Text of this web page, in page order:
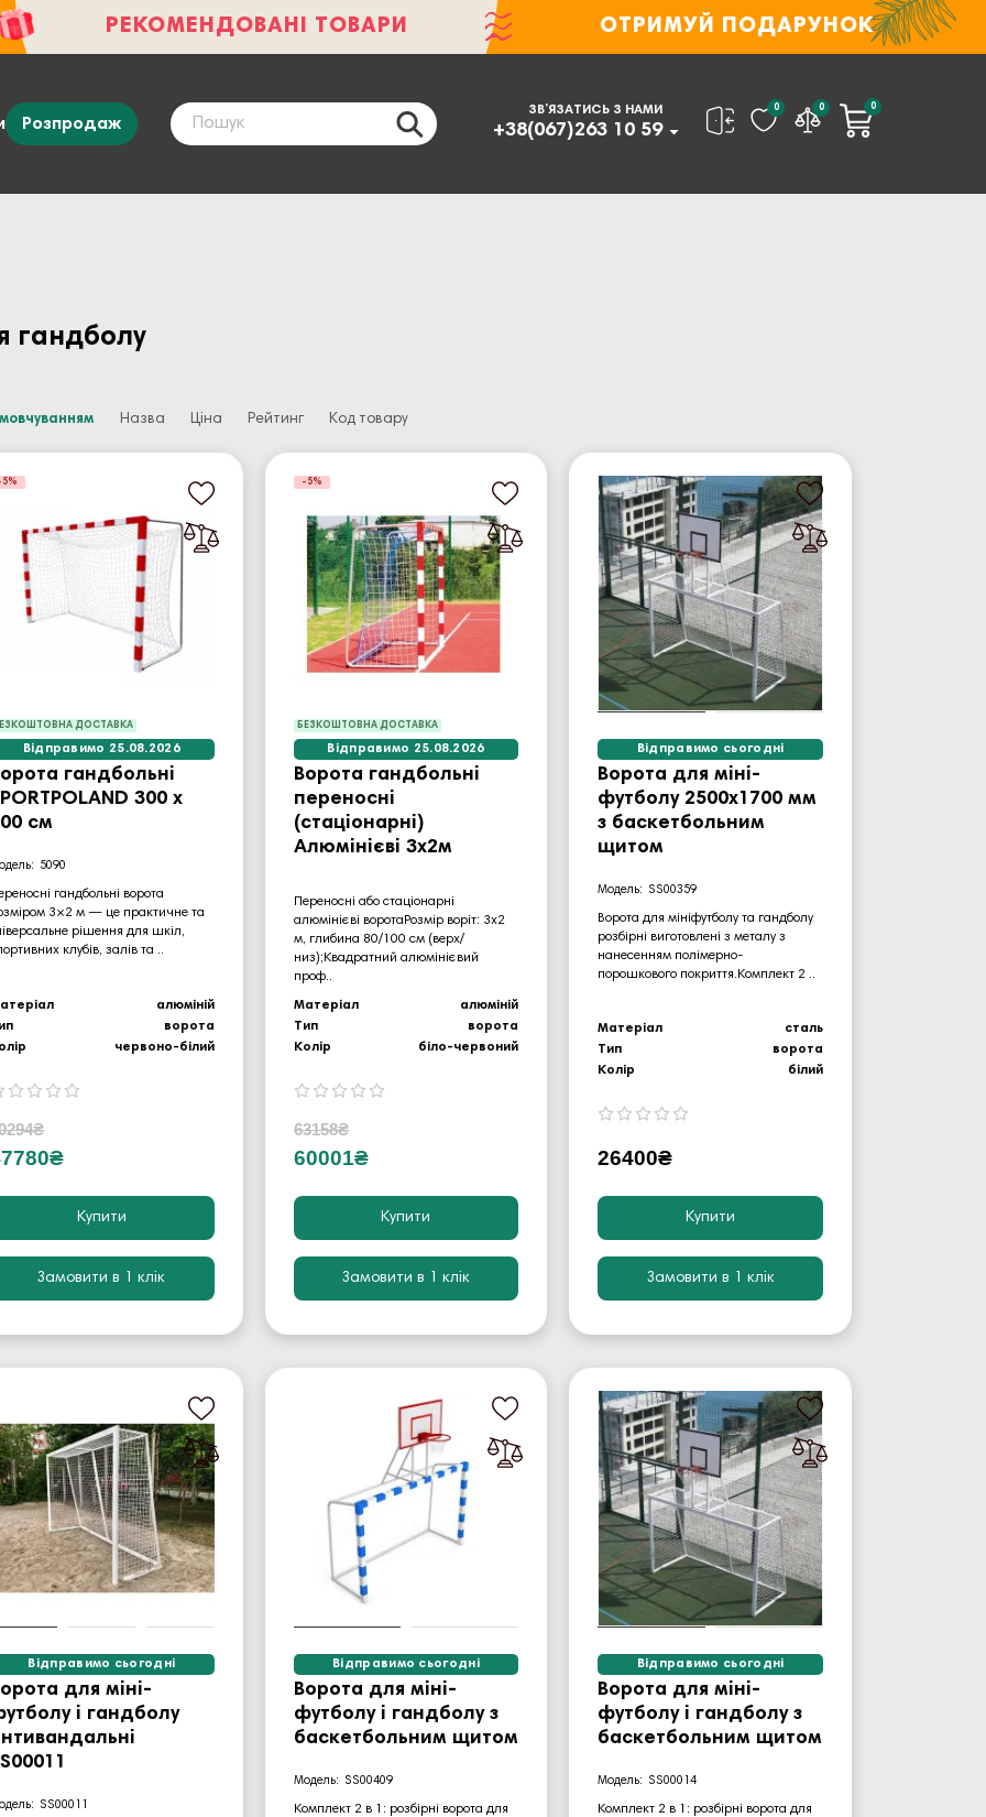
РЕКОМЕНДОВАНІ ТОВАРИ ОТРИМУЙ ПОДАРУНОК
Розпродаж
ЗВ’ЯЗАТИСЬ З НАМИ
+38(067)263 10 59
0 0 0
гандболу
Назва Ціна Рейтинг Код товару
ДОСТАВКА
Відправимо 25.08.2026
гандбольні
300 x
см
5090
гандбольні ворота
3×2 м — це практичне та
рішення для шкіл,
клубів, залів та ..
алюміній
ворота
червоно-білий
Купити
Замовити в 1 клік
БЕЗКОШТОВНА ДОСТАВКА
-5%
Відправимо 25.08.2026
Ворота гандбольні
переносні
(стаціонарні)
Алюмінієві 3х2м
Переносні або стаціонарні
алюмінієві воротаРозмір воріт: 3х2
м, глибина 80/100 см (верх/
низ);Квадратний алюмінієвий
проф..
Матеріал
алюміній
Тип
ворота
Колір
біло-червоний
63158₴
60001₴
Купити
Замовити в 1 клік
Відправимо сьогодні
Ворота для міні-
футболу 2500х1700 мм
з баскетбольним
щитом
SS00359
Ворота для мініфутболу та гандболу
розбірні виготовлені з металу з
нанесенням полімерно-
порошкового покриття.Комплект 2 ..
Матеріал
сталь
Тип
ворота
Колір
білий
26400₴
Купити
Замовити в 1 клік
Відправимо сьогодні
для міні-
і гандболу
SS00011
Відправимо сьогодні
Ворота для міні-
футболу і гандболу з
баскетбольним щитом
SS00409
Комплект 2 в 1: розбірні ворота для
Відправимо сьогодні
Ворота для міні-
футболу і гандболу з
баскетбольним щитом
SS00014
Комплект 2 в 1: розбірні ворота для